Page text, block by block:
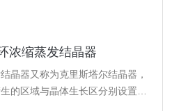
浓缩蒸发结晶器
晶器又称为克里斯塔尔结晶器，
的区域与晶体生长区分别设置在